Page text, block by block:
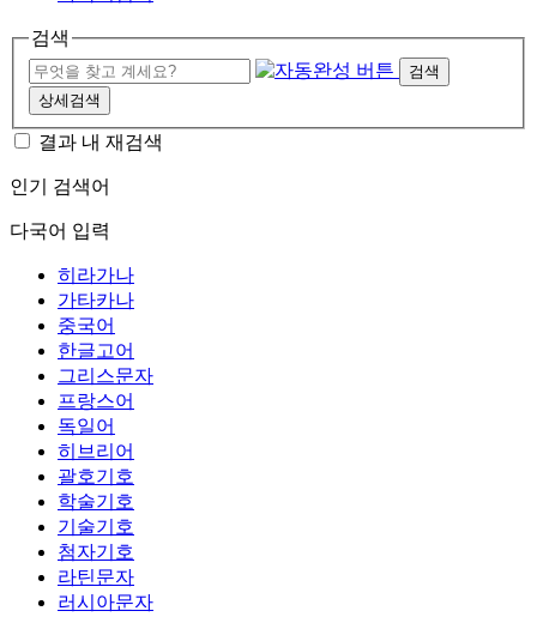
검색
검색
상세검색
결과 내 재검색
인기 검색어
다국어 입력
히라가나
가타카나
중국어
한글고어
그리스문자
프랑스어
독일어
히브리어
괄호기호
학술기호
기술기호
첨자기호
라틴문자
러시아문자